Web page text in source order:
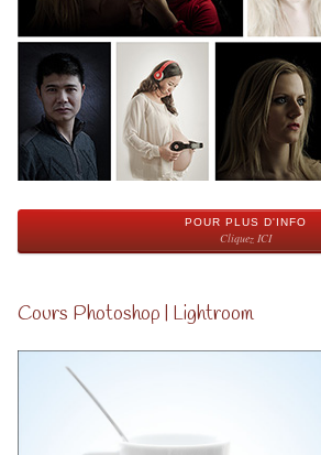
POUR PLUS D'INFO
Cliquez ICI
Cours Photoshop | Lightroom